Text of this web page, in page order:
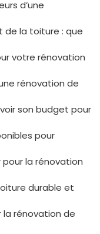
d’une
de la toiture : que
votre rénovation
rénovation de
son budget pour
pour
la rénovation
durable et
la rénovation de